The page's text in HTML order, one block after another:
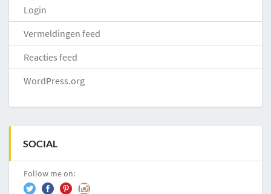
Login
Vermeldingen feed
Reacties feed
WordPress.org
SOCIAL
Follow me on: